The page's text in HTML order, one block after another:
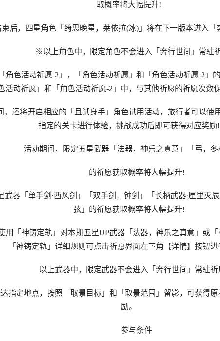
取概率将大幅提升!
，四星角色「绮思晚星，莱依拉(冰)」将在下一版本进入「
※以上角色中，限定角色不会进入「奔行世间」常驻祈
活动祈愿-2」，「角色活动祈愿」和「角色活动祈愿-2」
活动祈愿」和「角色活动祈愿-2」中，与其他祈愿的祈愿次数
将开启相应的「且试身手」角色试用活动，旅行者可以使
指定的关卡进行体验，挑战成功后即可获得对应奖励!
活动期间，限定五星武器「法器，神乐之真意」「弓，冬
的祈愿获取概率将大幅提升!
「单手剑·西风剑」「双手剑，钟剑」「长柄武器·厘里灭辰
弦」的祈愿获取概率将大幅提升!
「神铸定轨」对本期五星UP武器「法器，神乐之真意」或「
「神铸定轨」详细规则可点击祈愿界面左下角【详情】按钮进
以上武器中，限定武器不会进入「奔行世间」常驻祈
定地点，按照「取景目标」和「取景范围」留影，可获得原
励。
参与条件